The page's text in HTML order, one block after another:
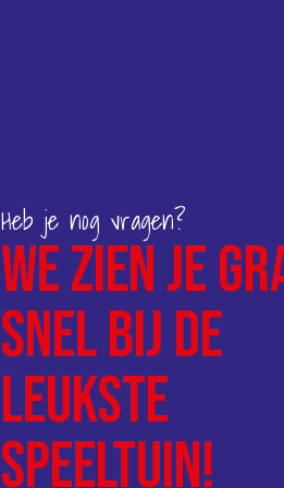
Heb je nog vragen?
We zien je
snel bij de
leukste
speeltuin!